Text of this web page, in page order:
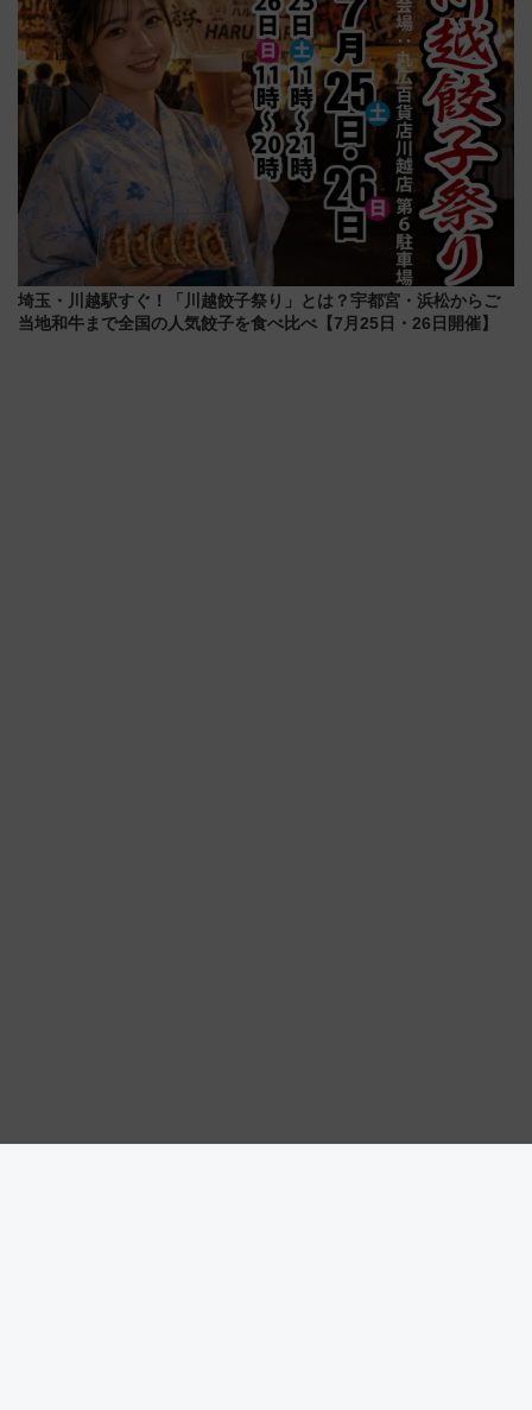
埼玉・川越駅すぐ！「川越餃子祭り」とは？宇都宮・浜松からご
当地和牛まで全国の人気餃子を食べ比べ【7月25日・26日開催】